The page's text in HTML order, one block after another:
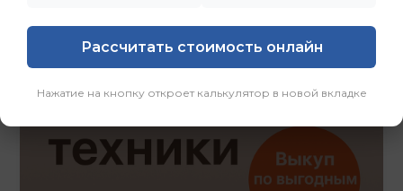
Рассчитать стоимость онлайн
Нажатие на кнопку откроет калькулятор в новой вкладке